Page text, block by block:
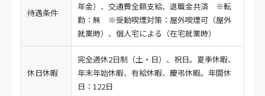
待遇条件
年金）、交通費全額支給、退職金共済 ※転
勤：無 ※受動喫煙対策：屋外喫煙可（屋外
就業時）、個人宅による（在宅就業時）
休日休暇
完全週休2日制（土・日）、祝日。夏季休暇、
年末年始休暇、有給休暇、慶弔休暇。年間休
日：122日